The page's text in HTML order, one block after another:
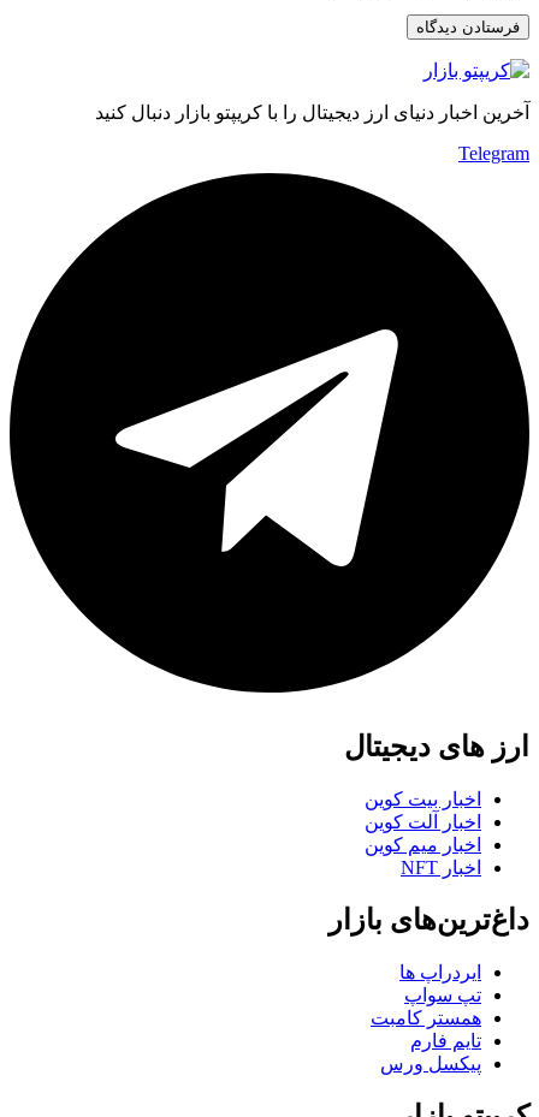
آخرین اخبار دنیای ارز دیجیتال را با کریپتو بازار دنبال کنید
Telegram
ارز های دیجیتال
اخبار بیت کوین
اخبار آلت کوین
اخبار میم کوین
اخبار NFT
داغ‌ترین‌های بازار
ایردراپ ها
تپ سواپ
همستر کامبت
تایم فارم
پیکسل ورس